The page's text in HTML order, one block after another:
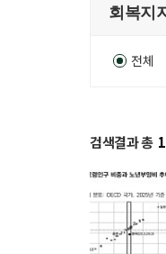
전체
검색결과 총 1